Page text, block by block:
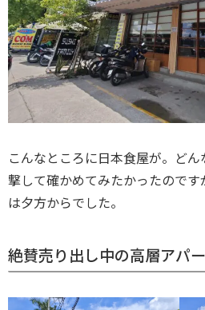
こんなところに日本食屋が。ど
撃して確かめてみたかったので
は夕方からでした。
絶賛売り出し中の高層アパ